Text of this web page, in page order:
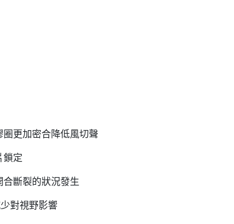
圈更加密合降低風切聲
鎖定
合斷裂的狀況發生
對視野影響